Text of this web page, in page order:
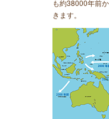
も約38000年前
きます。